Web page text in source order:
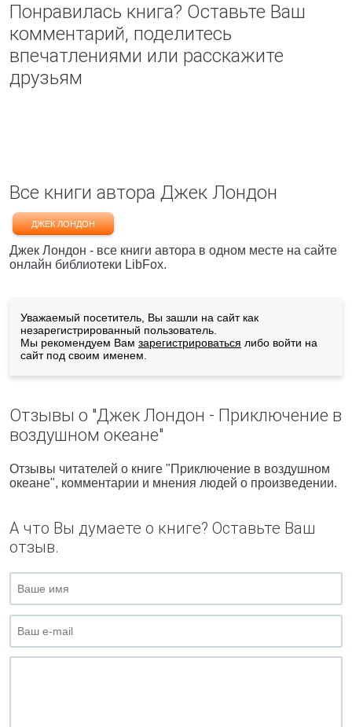
Понравилась книга? Оставьте Ваш
комментарий, поделитесь
впечатлениями или расскажите
друзьям
Все книги автора Джек Лондон
ДЖЕК ЛОНДОН
Джек Лондон - все книги автора в одном месте на сайте
онлайн библиотеки LibFox.
Уважаемый посетитель, Вы зашли на сайт как
незарегистрированный пользователь.
Мы рекомендуем Вам зарегистрироваться либо войти на
сайт под своим именем.
Отзывы о "Джек Лондон - Приключение в
воздушном океане"
Отзывы читателей о книге "Приключение в воздушном
океане", комментарии и мнения людей о произведении.
А что Вы думаете о книге? Оставьте Ваш
отзыв.